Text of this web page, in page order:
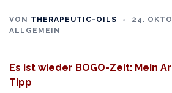
VON THERAPEUTIC-OILS
24.
ALLGEMEIN
Es ist wieder BOGO-Zeit: Mein
Tipp